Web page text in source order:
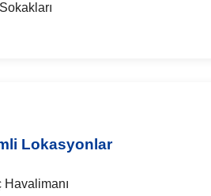
Lokasyonlar
Havalimanı